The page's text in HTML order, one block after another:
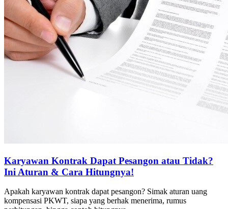
Karyawan Kontrak Dapat Pesangon atau Tidak?
Ini Aturan & Cara Hitungnya!
Apakah karyawan kontrak dapat pesangon? Simak aturan uang
kompensasi PKWT, siapa yang berhak menerima, rumus